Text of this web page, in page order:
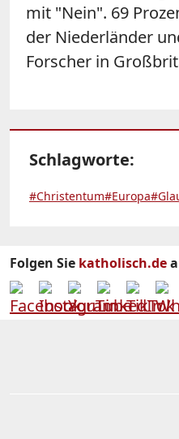
mit "Nein". 69
der Niederländer
Forscher in
Schlagworte:
#Christentum#Europa
Folgen Sie katholisch.de